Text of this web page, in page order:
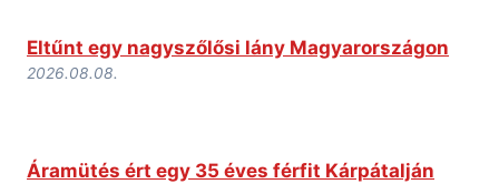
Eltűnt egy nagyszőlősi lány Magyarországon
2026.08.08.
Áramütés ért egy 35 éves férfit Kárpátalján